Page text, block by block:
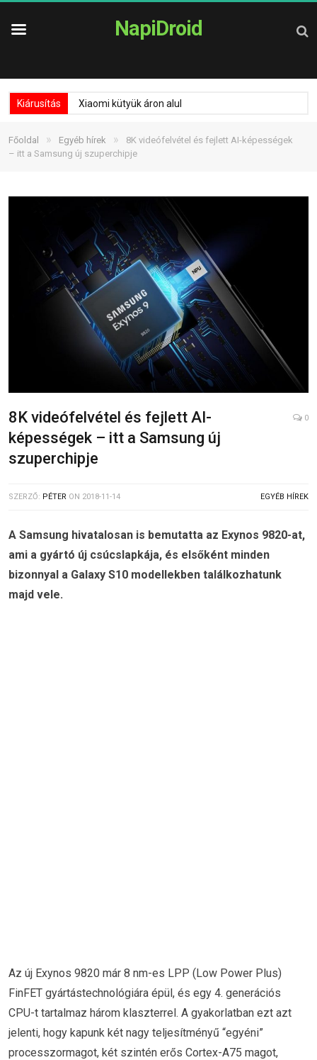
NapiDroid
Kiárusítás Xiaomi kütyük áron alul
Főoldal » Egyéb hírek »
8K videófelvétel és fejlett AI-képességek
– itt a Samsung új szuperchipje
8K videófelvétel és fejlett AI-
képességek – itt a Samsung új
szuperchipje
0
SZERZŐ: PÉTER ON 2018-11-14 EGYÉB HÍREK
A Samsung hivatalosan is bemutatta az Exynos 9820-at,
ami a gyártó új csúcslapkája, és elsőként minden
bizonnyal a Galaxy S10 modellekben találkozhatunk
majd vele.
Az új Exynos 9820 már 8 nm-es LPP (Low Power Plus)
FinFET gyártástechnológiára épül, és egy 4. generációs
CPU-t tartalmaz három klaszterrel. A gyakorlatban ezt azt
jelenti, hogy kapunk két nagy teljesítményű “egyéni”
processzormagot, két szintén erős Cortex-A75 magot,